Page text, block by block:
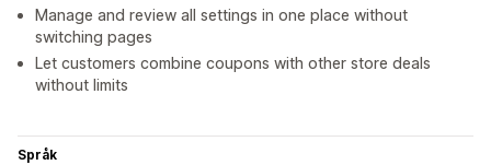
Manage and review all settings in one place without
switching pages
Let customers combine coupons with other store deals
without limits
Språk